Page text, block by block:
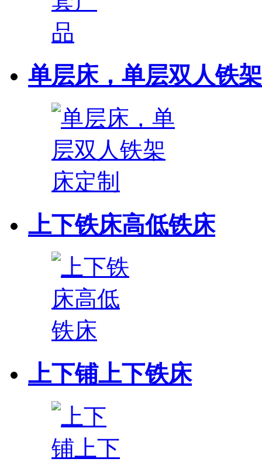
单层床，单层双人铁
上下铁床高低铁床
上下铺上下铁床